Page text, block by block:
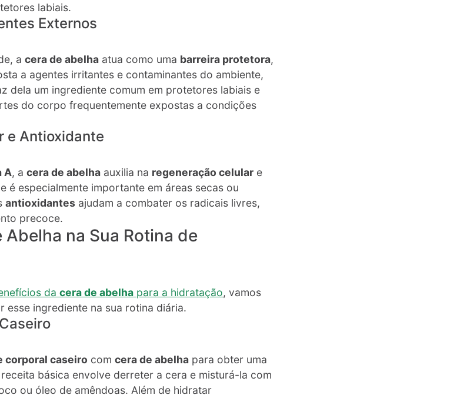
labiais.
Externos
a cera de abelha atua como uma barreira protetora,
a agentes irritantes e contaminantes do ambiente,
dela um ingrediente comum em protetores labiais e
do corpo frequentemente expostas a condições
e Antioxidante
A, a cera de abelha auxilia na regeneração celular e
é especialmente importante em áreas secas ou
antioxidantes ajudam a combater os radicais livres,
precoce​.
na Sua Rotina de
da cera de abelha para a hidratação, vamos
ingrediente na sua rotina diária.
corporal caseiro com cera de abelha para obter uma
básica envolve derreter a cera e misturá-la com
ou óleo de amêndoas. Além de hidratar